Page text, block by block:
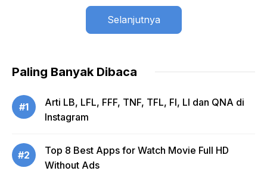
Selanjutnya
Paling Banyak Dibaca
#1
Arti LB, LFL, FFF, TNF, TFL, FI, LI dan QNA di
Instagram
#2
Top 8 Best Apps for Watch Movie Full HD
Without Ads